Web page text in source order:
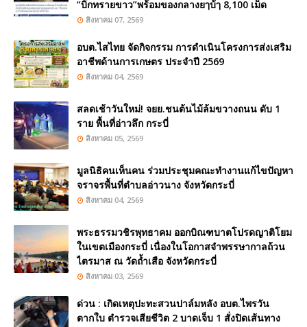
“บิ๊กทรายขาว”พร้อมของกลางยๅบ้ๅ 8,100 เม็ด
สิงหาคม 07, 2569
อบต.ไสไทย จัดกิจกรรม การดำเนินโครงการส่งเสริม
อาชีพด้านการเกษตร ประจำปี 2569
สิงหาคม 04, 2569
สลดเช้าวันใหม่! จยย.ชนต้นไม้ล้มขวางถนน ดับ 1
ราย พื้นที่อ่าวลึก กระบี่
สิงหาคม 05, 2569
มูลนิธิคนเห็นคน ร่วมประชุมคณะทำงานแก้ไขปัญหา
จราจรพื้นที่ตำบลอ่าวนาง จังหวัดกระบี่
สิงหาคม 04, 2569
พระธรรมวชิรพุทธาคม ออกบิณฑบาตโปรดญาติโยม
ในเขตเมืองกระบี่ เนื่องในโอกาสจำพรรษากาลถ้วน
ไตรมาส ณ วัดถ้ำเสือ จังหวัดกระบี่
สิงหาคม 03, 2569
ด่วน : เกิดเหตุปะทะสวนปาล์มหลัง อบต.ไพรวัน
ตากใบ ตำรวจเสียชีวิต 2 บาดเจ็บ 1 สั่งปิดเส้นทาง